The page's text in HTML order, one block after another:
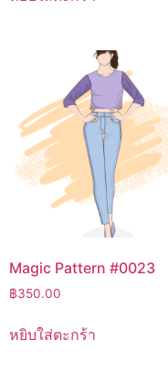
Magic Pattern #0023
฿350.00
หยิบใส่ตะกร้า